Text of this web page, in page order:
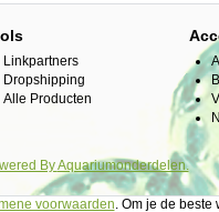
Linkpartners
Dropshipping
Alle Producten
ByAquariumonderdelen.
voorwaarden. Om je de